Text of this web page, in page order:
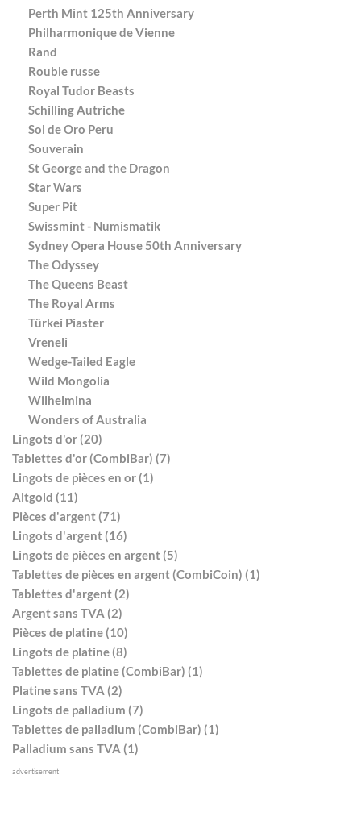
Perth Mint 125th Anniversary
Philharmonique de Vienne
Rand
Rouble russe
Royal Tudor Beasts
Schilling Autriche
Sol de Oro Peru
Souverain
St George and the Dragon
Star Wars
Super Pit
Swissmint - Numismatik
Sydney Opera House 50th Anniversary
The Odyssey
The Queens Beast
The Royal Arms
Türkei Piaster
Vreneli
Wedge-Tailed Eagle
Wild Mongolia
Wilhelmina
Wonders of Australia
Lingots d'or (20)
Tablettes d'or (CombiBar) (7)
Lingots de pièces en or (1)
Altgold (11)
Pièces d'argent (71)
Lingots d'argent (16)
Lingots de pièces en argent (5)
Tablettes de pièces en argent (CombiCoin) (1)
Tablettes d'argent (2)
Argent sans TVA (2)
Pièces de platine (10)
Lingots de platine (8)
Tablettes de platine (CombiBar) (1)
Platine sans TVA (2)
Lingots de palladium (7)
Tablettes de palladium (CombiBar) (1)
Palladium sans TVA (1)
advertisement